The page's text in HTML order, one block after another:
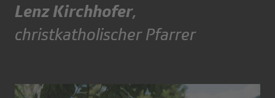
Lenz Kirchhofer,
christkatholischer Pfarrer